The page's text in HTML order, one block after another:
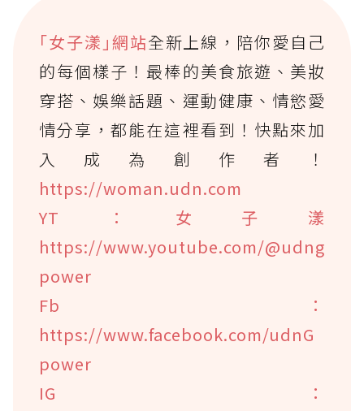
｢女子漾｣網站全新上線，陪你愛自己
的每個樣子！最棒的美食旅遊、美妝
穿搭、娛樂話題、運動健康、情慾愛
情分享，都能在這裡看到！快點來加
入成為創作者！
https://woman.udn.com
YT：女子漾
https://www.youtube.com/@udng
power
Fb：
https://www.facebook.com/udnG
power
IG：